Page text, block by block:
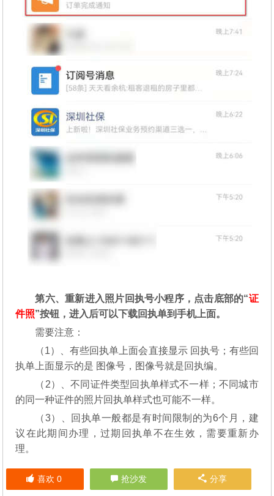
第六、重新进入照片回执号小程序，点击底部的“证
件照”按钮，进入后可以下载回执单到手机上面。
需要注意：
（1）、有些回执单上面会直接显示 回执号；有些回
执单上面显示的是 图像号，图像号就是回执编。
（2）、不同证件类型回执单样式不一样；不同城市
的同一种证件的照片回执单样式也可能不一样。
（3）、回执单一般都是有时间限制的为6个月，建
议在此期间办理，过期回执单不在生效，需要重新办
理。
喜欢 0 抢沙发 分享